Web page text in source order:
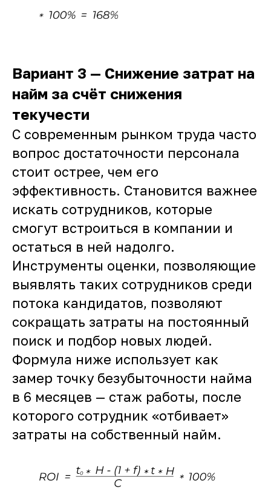
Вариант 3 — Снижение затрат на
найм за счёт снижения
текучести
С современным рынком труда часто
вопрос достаточности персонала
стоит острее, чем его
эффективность. Становится важнее
искать сотрудников, которые
смогут встроиться в компании и
остаться в ней надолго.
Инструменты оценки, позволяющие
выявлять таких сотрудников среди
потока кандидатов, позволяют
сокращать затраты на постоянный
поиск и подбор новых людей.
Формула ниже использует как
замер точку безубыточности найма
в 6 месяцев — стаж работы, после
которого сотрудник «отбивает»
затраты на собственный найм.